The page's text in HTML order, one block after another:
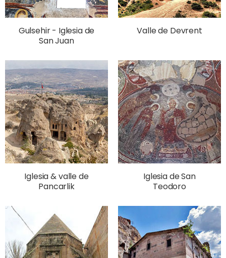
Gulsehir - Iglesia de
San Juan
Valle de Devrent
Iglesia & valle de
Pancarlik
Iglesia de San
Teodoro